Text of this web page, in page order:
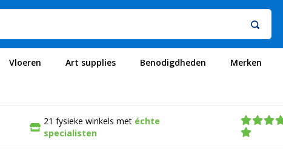
Vloeren Art supplies Benodigdheden Merken
21 fysieke winkels met échte
specialisten